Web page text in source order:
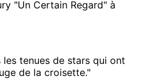
"Un Certain Regard" à
tenues de stars qui ont
de la croisette."